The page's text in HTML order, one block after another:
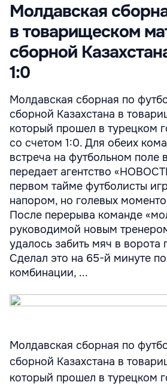
Молдавская
в товарищеском
сборной
1:0
Молдавская сборная по
сборной Казахстана в
который прошел в турецком
со счетом 1:0. Для обеих
встреча на футбольном поле
передает агентство
первом тайме футболисты
напором, но голевых
После перерыва команде
руководимой новым
удалось забить мяч в ворота
Сделал это на 65-й минуте
комбинации, ...
Молдавская сборная по
сборной Казахстана в
который прошел в турецком